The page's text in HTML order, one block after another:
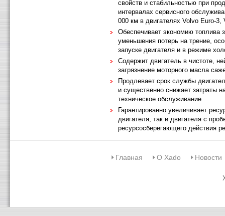
свойств и стабильностью при
интервалах сервисного
000 км в двигателях Volvo Euro-3,
Обеспечивает экономию топлива
уменьшения потерь на трение,
запуске двигателя и в режиме
Содержит двигатель в чистоте,
загрязнение моторного масла
Продлевает срок службы
и существенно снижает затраты
техническое обслуживание
Гарантированно увеличивает
двигателя, так и двигателя с
ресурсосберегающего действия
Главная О Xado Новости